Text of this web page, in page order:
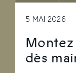
5 MAI 2026
dès